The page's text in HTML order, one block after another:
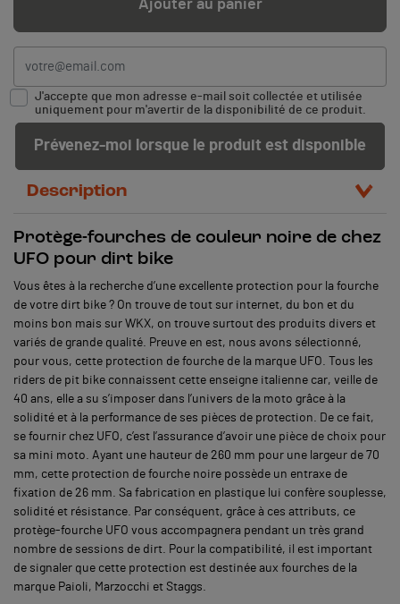
Ajouter au panier
J'accepte que mon adresse e-mail soit collectée et utilisée
uniquement pour m'avertir de la disponibilité de ce produit.
Prévenez-moi lorsque le produit est disponible
Description
Protège-fourches de couleur noire de chez
UFO pour dirt bike
Vous êtes à la recherche d’une excellente protection pour la fourche
de votre dirt bike ? On trouve de tout sur internet, du bon et du
moins bon mais sur WKX, on trouve surtout des produits divers et
variés de grande qualité. Preuve en est, nous avons sélectionné,
pour vous, cette protection de fourche de la marque UFO. Tous les
riders de pit bike connaissent cette enseigne italienne car, veille de
40 ans, elle a su s’imposer dans l’univers de la moto grâce à la
solidité et à la performance de ses pièces de protection. De ce fait,
se fournir chez UFO, c’est l’assurance d’avoir une pièce de choix pour
sa mini moto. Ayant une hauteur de 260 mm pour une largeur de 70
mm, cette protection de fourche noire possède un entraxe de
fixation de 26 mm. Sa fabrication en plastique lui confère souplesse,
solidité et résistance. Par conséquent, grâce à ces attributs, ce
protège-fourche UFO vous accompagnera pendant un très grand
nombre de sessions de dirt. Pour la compatibilité, il est important
de signaler que cette protection est destinée aux fourches de la
marque Paioli, Marzocchi et Staggs.